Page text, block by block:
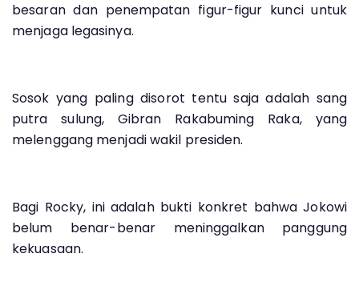
besaran dan penempatan figur-figur kunci untuk
menjaga legasinya.
Sosok yang paling disorot tentu saja adalah sang
putra sulung, Gibran Rakabuming Raka, yang
melenggang menjadi wakil presiden.
Bagi Rocky, ini adalah bukti konkret bahwa Jokowi
belum benar-benar meninggalkan panggung
kekuasaan.